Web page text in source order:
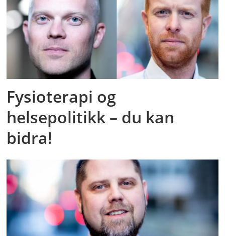
Fysioterapi og
helsepolitikk – du kan
bidra!